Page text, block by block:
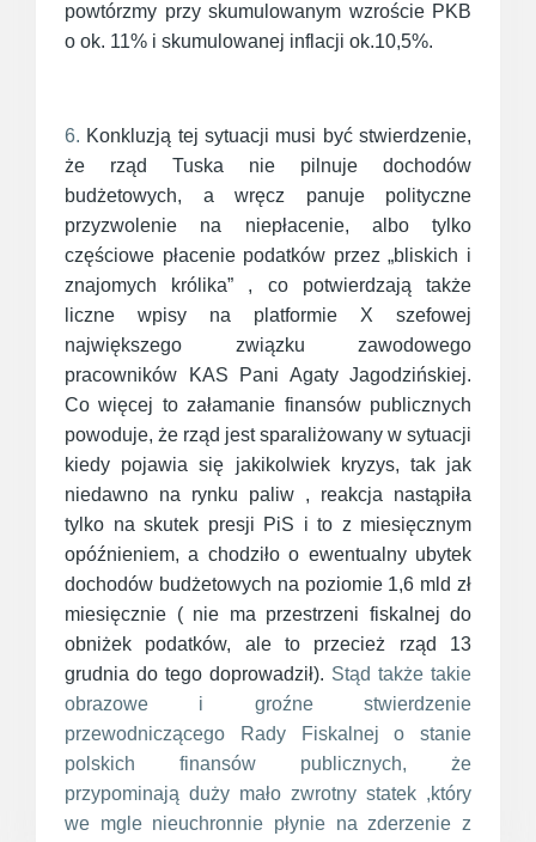
powtórzmy przy skumulowanym wzroście PKB
o ok. 11% i skumulowanej inflacji ok.10,5%.
6. Konkluzją tej sytuacji musi być stwierdzenie,
że rząd Tuska nie pilnuje dochodów
budżetowych, a wręcz panuje polityczne
przyzwolenie na niepłacenie, albo tylko
częściowe płacenie podatków przez „bliskich i
znajomych królika” , co potwierdzają także
liczne wpisy na platformie X szefowej
największego związku zawodowego
pracowników KAS Pani Agaty Jagodzińskiej.
Co więcej to załamanie finansów publicznych
powoduje, że rząd jest sparaliżowany w sytuacji
kiedy pojawia się jakikolwiek kryzys, tak jak
niedawno na rynku paliw , reakcja nastąpiła
tylko na skutek presji PiS i to z miesięcznym
opóźnieniem, a chodziło o ewentualny ubytek
dochodów budżetowych na poziomie 1,6 mld zł
miesięcznie ( nie ma przestrzeni fiskalnej do
obniżek podatków, ale to przecież rząd 13
grudnia do tego doprowadził). Stąd także takie
obrazowe i groźne stwierdzenie
przewodniczącego Rady Fiskalnej o stanie
polskich finansów publicznych, że
przypominają duży mało zwrotny statek ,który
we mgle nieuchronnie płynie na zderzenie z